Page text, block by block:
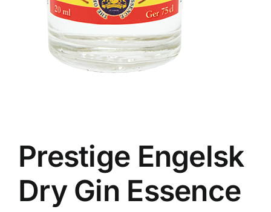
Prestige Engelsk
Dry Gin Essence